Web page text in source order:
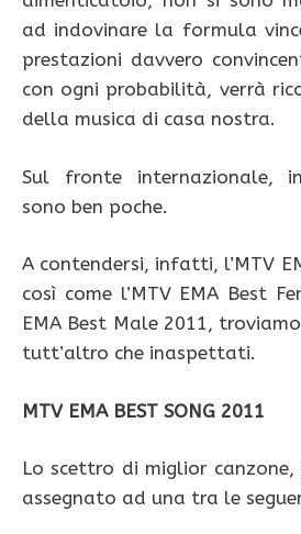
ad indovinare la formula
prestazioni davvero
con ogni probabilità, verrà
della musica di casa nostra.
Sul fronte internazionale,
sono ben poche.
A contendersi, infatti, l’MTV
così come l’MTV EMA Best
EMA Best Male 2011,
tutt’altro che inaspettati.
MTV EMA BEST SONG 2011
Lo scettro di miglior canzone,
assegnato ad una tra le